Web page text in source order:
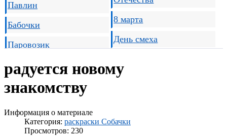
Павлин
Бабочки
Паровозик
Роботы, трансформеры
Пожарная
Гражданская авиация
8 марта
День смеха
День Победы
День пограничника
радуется новому
знакомству
Информация о материале
Категория: раскраски Собачки
Просмотров: 230